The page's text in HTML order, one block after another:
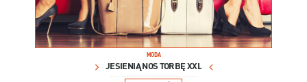
MODA
JESIENIĄ NOŚ TORBĘ XXL